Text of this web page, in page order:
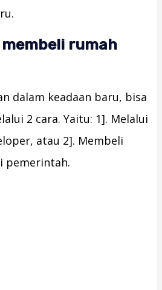
rumah
dalam keadaan baru, bisa
2 cara. Yaitu: 1]. Melalui
atau 2]. Membeli
pemerintah.